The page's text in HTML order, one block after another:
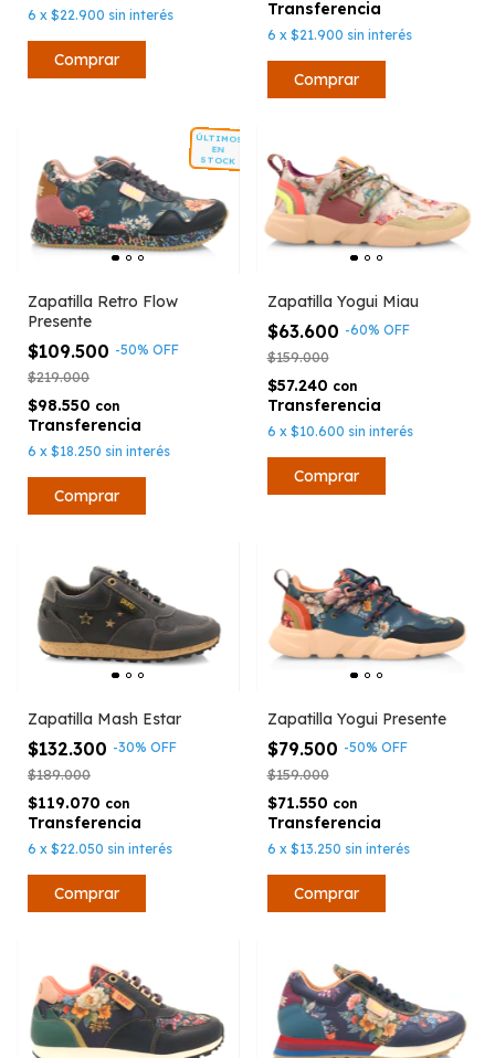
6 x $22.900 sin interés
Comprar
6 x $21.900 sin interés
Comprar
ÚLTIMOS
EN
STOCK
Zapatilla Retro Flow
Presente
$109.500 -50% OFF
$219.000
$98.550 con
6 x $18.250 sin interés
Comprar
Zapatilla Yogui Miau
$63.600 -60% OFF
$159.000
$57.240 con
6 x $10.600 sin interés
Comprar
Zapatilla Mash Estar
$132.300 -30% OFF
$189.000
$119.070 con
6 x $22.050 sin interés
Comprar
Zapatilla Yogui Presente
$79.500 -50% OFF
$159.000
$71.550 con
6 x $13.250 sin interés
Comprar